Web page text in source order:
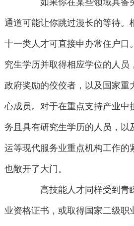
如果你在某些领域具备
通道可能让你跳过漫长的等待。
十一类人才可直接申办常住户口
究生学历并取得相应学位的人员
政府奖励的佼佼者，以及国家重
心成员。对于在重点支持产业中
务且具有研究生学历的人员，以
运等现代服务业重点机构工作的
也敞开了大门。
高技能人才同样受到青
业资格证书，或取得国家二级职